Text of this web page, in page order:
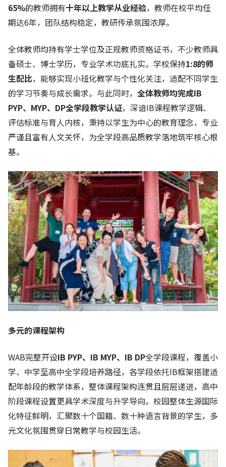
65%的教师拥有十年以上教学从业经验，教师在校平均任
期达6年，团队结构稳定，教研传承氛围浓厚。
全体教师均持有学士学位及正规教师资格证书，不少教师具
备硕士、博士学历，专业学术功底扎实。学校保持1:8的师
生配比，能够实现小班化教学与个性化关注，适配不同学生
的学习节奏与成长需求。与此同时， 全体教师均完成IB
PYP、MYP、DP全学段教学认证，深谙IB课程教学逻辑、
评估标准与育人内核，秉持以学生为中心的教育理念，专业
严谨且富有人文关怀，为全学段高品质教学落地筑牢核心根
基。
多元的课程架构
WAB完整开设IB PYP、IB MYP、IB DP全学段课程，覆盖小
学、中学至高中全学段培养路径，各学段依托IB框架搭建适
配年龄段的教学体系，整体课程架构连贯且层层递进，高中
阶段课程设置更具学术深度与升学导向。校园整体生源国际
化特征鲜明，汇聚数十个国籍、数十种语言背景的学生，多
元文化氛围贯穿日常教学与校园生活。